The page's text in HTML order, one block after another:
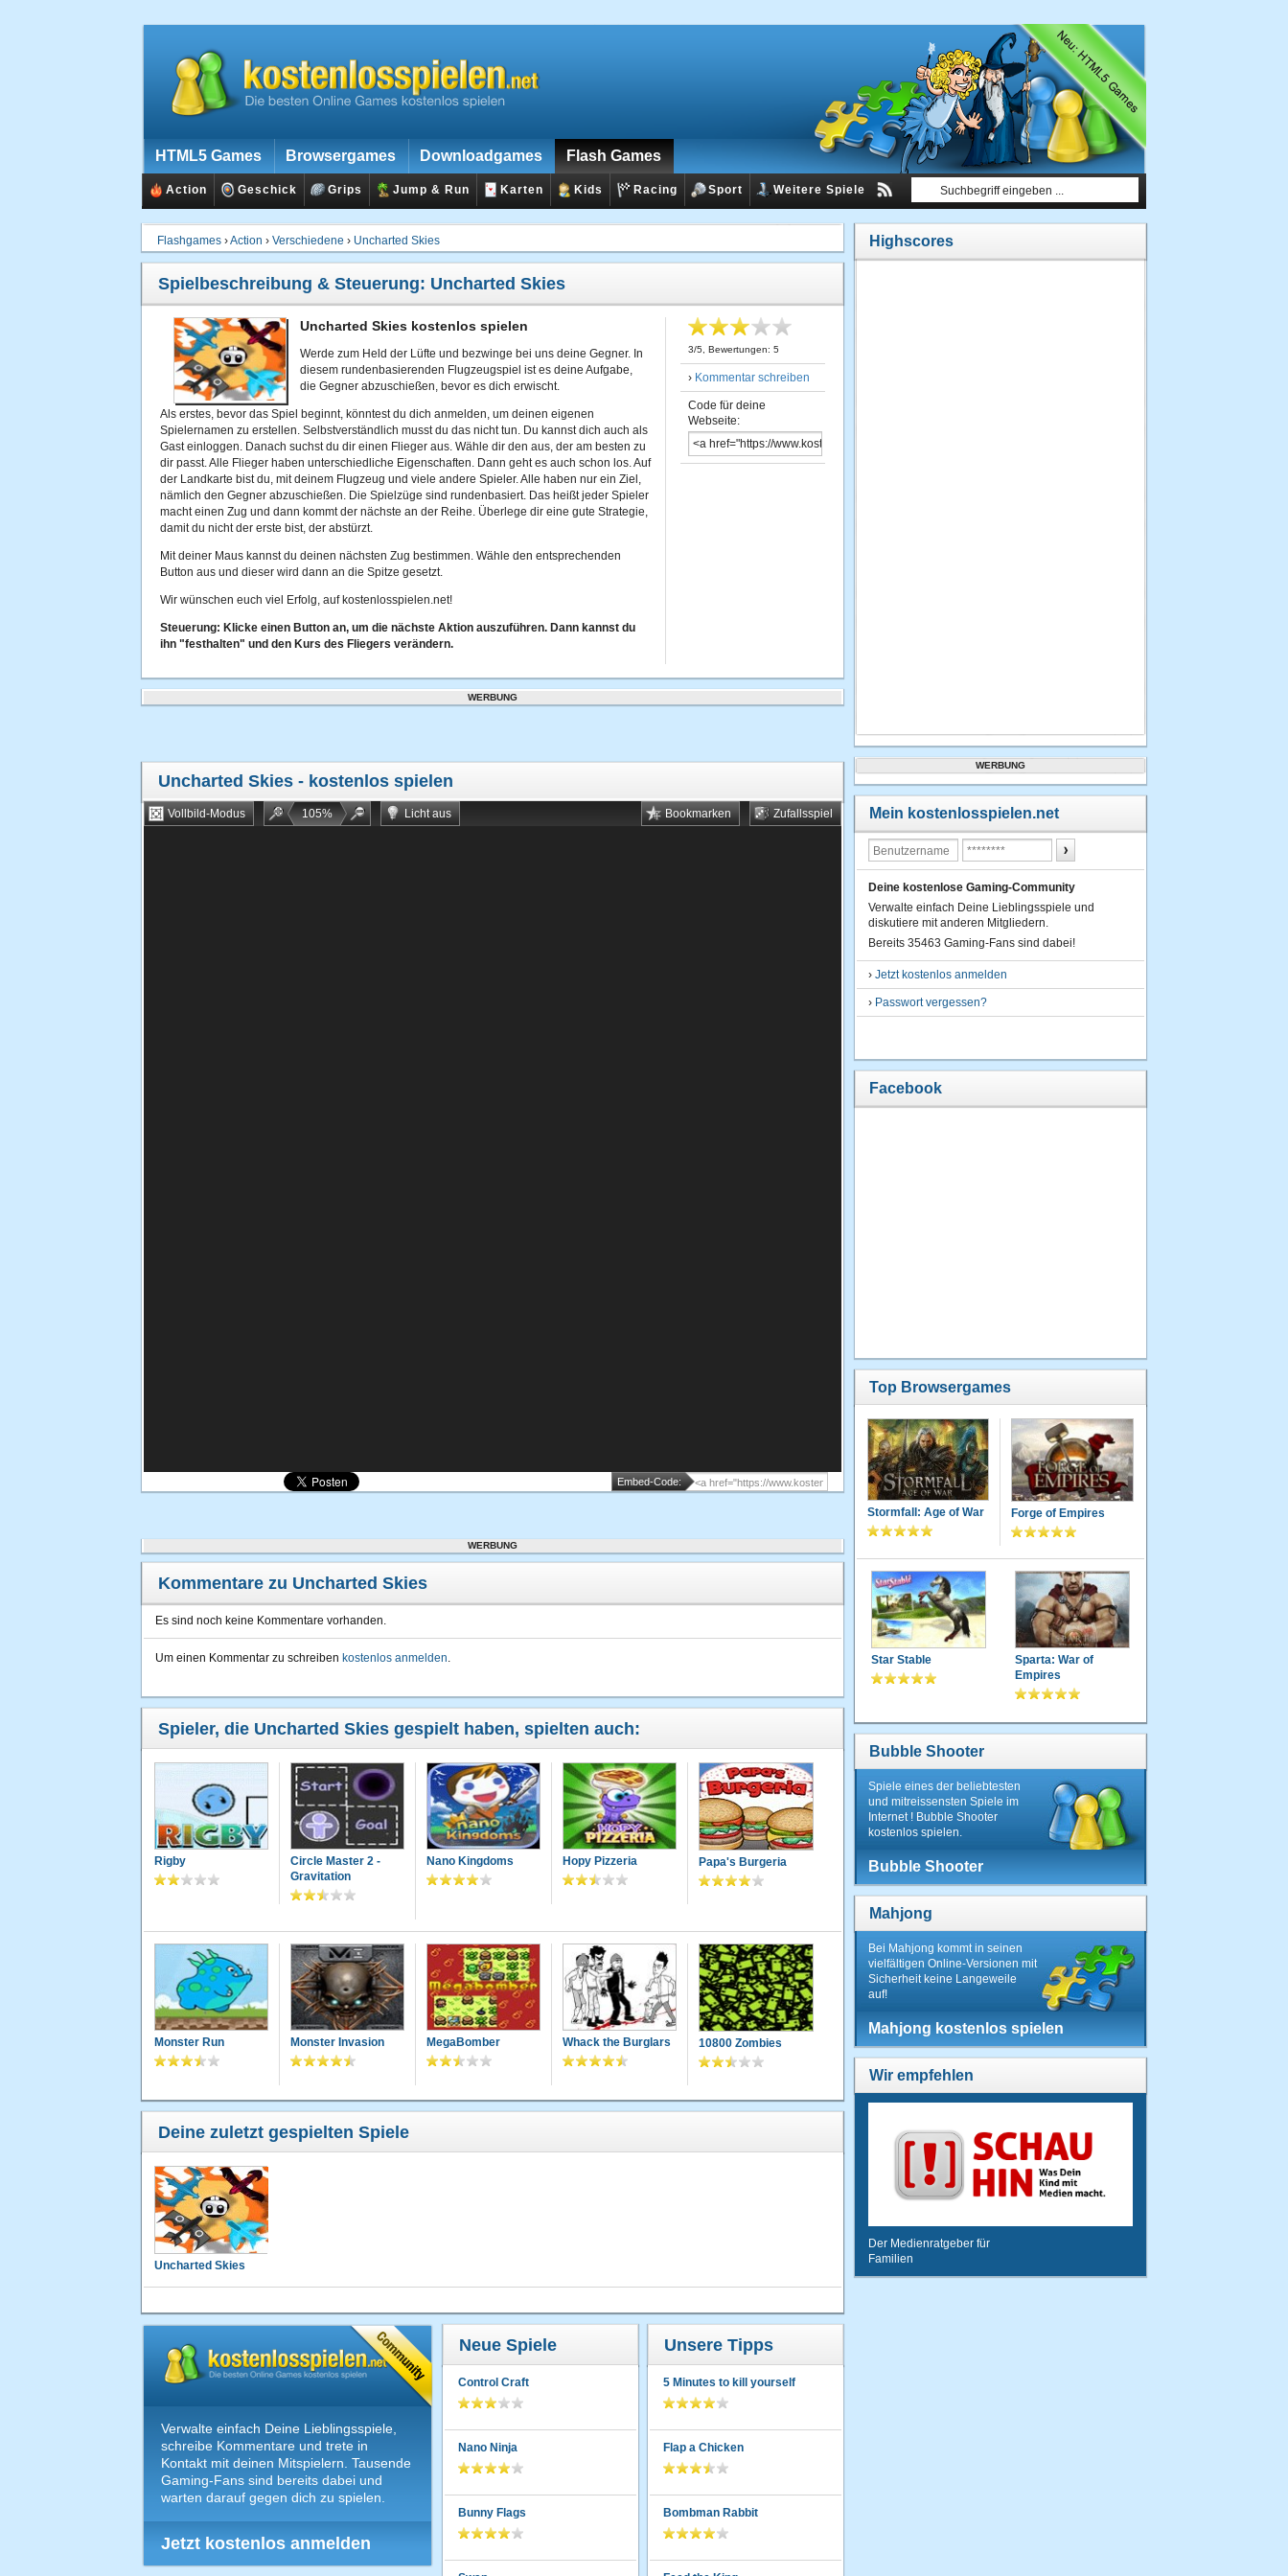
HTML5 Games Browsergames Downloadgames Flash Games
Action Geschick Grips Jump & Run Karten Kids Racing Sport Weitere Spiele
Flashgames ›Action › Verschiedene › Uncharted Skies
Spielbeschreibung & Steuerung: Uncharted Skies
Uncharted Skies kostenlos spielen
Werde zum Held der Lüfte und bezwinge bei uns deine Gegner. In
diesem rundenbasierenden Flugzeugspiel ist es deine Aufgabe,
die Gegner abzuschießen, bevor es dich erwischt.
Als erstes, bevor das Spiel beginnt, könntest du dich anmelden, um deinen eigenen
Spielernamen zu erstellen. Selbstverständlich musst du das nicht tun. Du kannst dich auch als
Gast einloggen. Danach suchst du dir einen Flieger aus. Wähle dir den aus, der am besten zu
dir passt. Alle Flieger haben unterschiedliche Eigenschaften. Dann geht es auch schon los. Auf
der Landkarte bist du, mit deinem Flugzeug und viele andere Spieler. Alle haben nur ein Ziel,
nämlich den Gegner abzuschießen. Die Spielzüge sind rundenbasiert. Das heißt jeder Spieler
macht einen Zug und dann kommt der nächste an der Reihe. Überlege dir eine gute Strategie,
damit du nicht der erste bist, der abstürzt.
Mit deiner Maus kannst du deinen nächsten Zug bestimmen. Wähle den entsprechenden
Button aus und dieser wird dann an die Spitze gesetzt.
Wir wünschen euch viel Erfolg, auf kostenlosspielen.net!
Steuerung: Klicke einen Button an, um die nächste Aktion auszuführen. Dann kannst du
ihn "festhalten" und den Kurs des Fliegers verändern.
3/5 , Bewertungen: 5
› Kommentar schreiben
Code für deine
Webseite:
WERBUNG
Uncharted Skies - kostenlos spielen
Vollbild-Modus 105% Licht aus Zufallsspiel
Bookmarken
Embed-Code:
WERBUNG
Kommentare zu Uncharted Skies
Es sind noch keine Kommentare vorhanden.
Um einen Kommentar zu schreiben kostenlos anmelden.
Spieler, die Uncharted Skies gespielt haben, spielten auch:
Rigby
Circle Master 2 -
Gravitation
Nano Kingdoms Hopy Pizzeria Papa's Burgeria
Monster Run Monster Invasion MegaBomber Whack the Burglars 10800 Zombies
Deine zuletzt gespielten Spiele
Uncharted Skies
Verwalte einfach Deine Lieblingsspiele,
schreibe Kommentare und trete in
Kontakt mit deinen Mitspielern. Tausende
Gaming-Fans sind bereits dabei und
warten darauf gegen dich zu spielen.
Jetzt kostenlos anmelden
Neue Spiele
Control Craft
Nano Ninja
Bunny Flags
Unsere Tipps
5 Minutes to kill yourself
Flap a Chicken
Bombman Rabbit
Highscores
WERBUNG
Mein kostenlosspielen.net
Deine kostenlose Gaming-Community
Verwalte einfach Deine Lieblingsspiele und
diskutiere mit anderen Mitgliedern.
Bereits 35463 Gaming-Fans sind dabei!
› Jetzt kostenlos anmelden
› Passwort vergessen?
Facebook
Top Browsergames
Stormfall: Age of War Forge of Empires
Star Stable
Sparta: War of
Empires
Bubble Shooter
Spiele eines der beliebtesten
und mitreissensten Spiele im
Internet ! Bubble Shooter
kostenlos spielen.
Bubble Shooter
Mahjong
Bei Mahjong kommt in seinen
vielfältigen Online-Versionen mit
Sicherheit keine Langeweile
auf!
Mahjong kostenlos spielen
Wir empfehlen
Der Medienratgeber für
Familien